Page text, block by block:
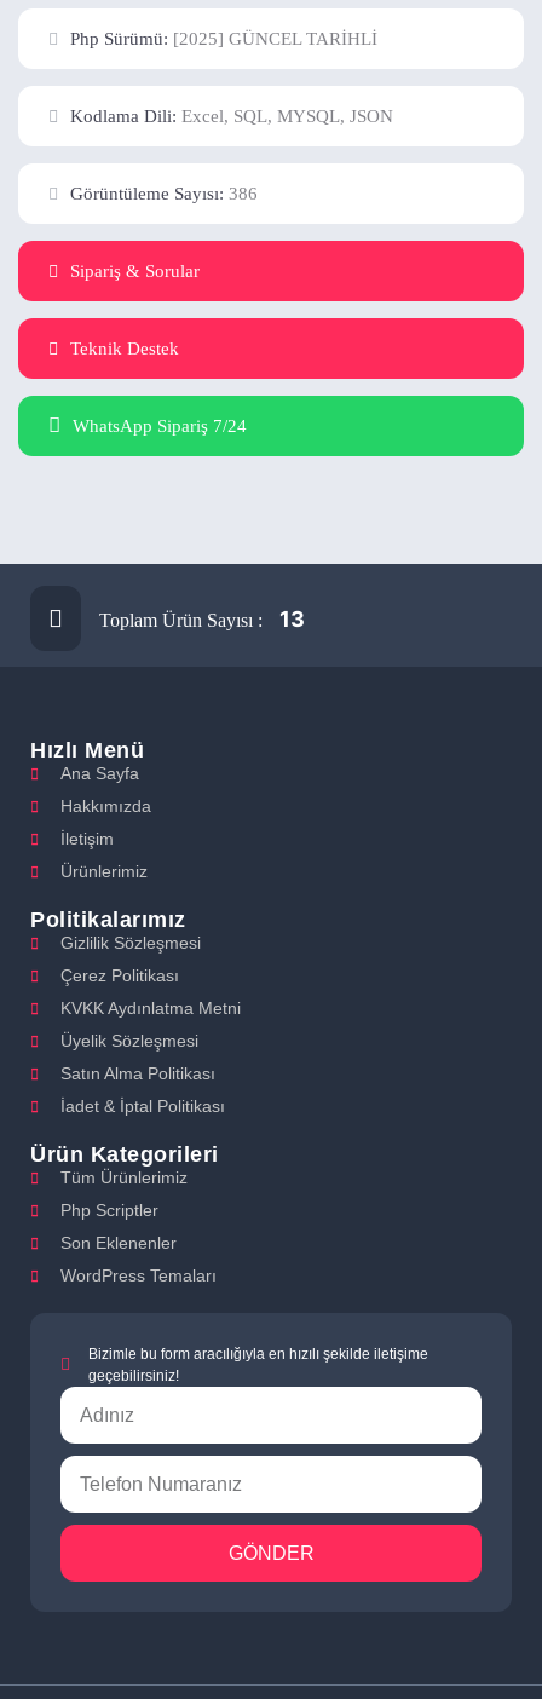
Php Sürümü: [2025] GÜNCEL TARİHLİ
Kodlama Dili: Excel, SQL, MYSQL, JSON
Görüntüleme Sayısı: 386
Sipariş & Sorular
Teknik Destek
WhatsApp Sipariş 7/24
Toplam Ürün Sayısı : 13
Hızlı Menü
Ana Sayfa
Hakkımızda
İletişim
Ürünlerimiz
Politikalarımız
Gizlilik Sözleşmesi
Çerez Politikası
KVKK Aydınlatma Metni
Üyelik Sözleşmesi
Satın Alma Politikası
İadet & İptal Politikası
Ürün Kategorileri
Tüm Ürünlerimiz
Php Scriptler
Son Eklenenler
WordPress Temaları
Bizimle bu form aracılığıyla en hızılı şekilde iletişime
geçebilirsiniz!
GÖNDER